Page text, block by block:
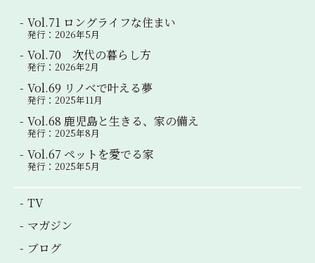
Vol.71 ロングライフな住まい
発行：2026年5月
Vol.70 次代の暮らし方
発行：2026年2月
Vol.69 リノベで叶える夢
発行：2025年11月
Vol.68 鹿児島と生きる、家の備え
発行：2025年8月
Vol.67 ペットを愛でる家
発行：2025年5月
TV
マガジン
ブログ